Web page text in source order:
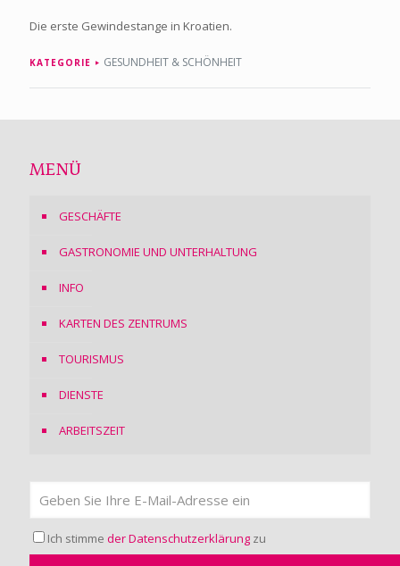
Die erste Gewindestange in Kroatien.
KATEGORIE GESUNDHEIT & SCHÖNHEIT
MENÜ
GESCHÄFTE
GASTRONOMIE UND UNTERHALTUNG
INFO
KARTEN DES ZENTRUMS
TOURISMUS
DIENSTE
ARBEITSZEIT
Ich stimme der Datenschutzerklärung zu